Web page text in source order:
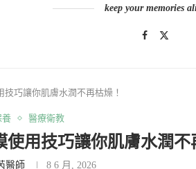
keep your memories
巧讓你肌膚水潤不再枯燥！
養 醫療衛教
用技巧讓你肌膚水潤不
醫師 8 6 月, 2026